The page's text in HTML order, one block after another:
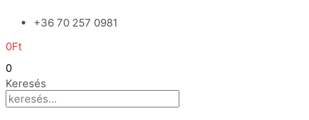
+36 70 257 0981
0Ft
0
Keresés